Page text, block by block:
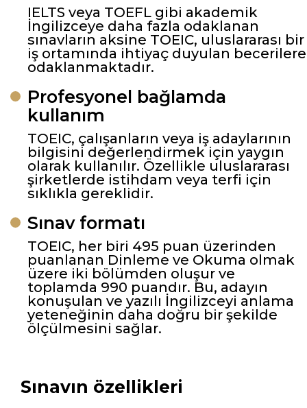
IELTS veya TOEFL gibi akademik
İngilizceye daha fazla odaklanan
sınavların aksine TOEIC, uluslararası bir
iş ortamında ihtiyaç duyulan becerilere
odaklanmaktadır.
Profesyonel bağlamda
kullanım
TOEIC, çalışanların veya iş adaylarının
bilgisini değerlendirmek için yaygın
olarak kullanılır. Özellikle uluslararası
şirketlerde istihdam veya terfi için
sıklıkla gereklidir.
Sınav formatı
TOEIC, her biri 495 puan üzerinden
puanlanan Dinleme ve Okuma olmak
üzere iki bölümden oluşur ve
toplamda 990 puandır. Bu, adayın
konuşulan ve yazılı İngilizceyi anlama
yeteneğinin daha doğru bir şekilde
ölçülmesini sağlar.
Sınavın özellikleri